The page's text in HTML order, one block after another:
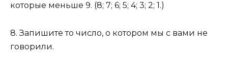
которые меньше 9. (8; 7; 6; 5; 4; 3; 2; 1.)
8. Запишите то число, о котором мы с вами не
говорили.